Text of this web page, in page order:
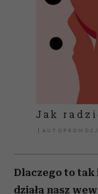
Jak
Dlaczego to tak
działa nasz